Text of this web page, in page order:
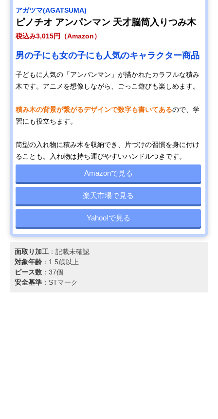
アガツマ(AGATSUMA)
ピノチオ アンパンマン 天才脳筒入りつみ木
税込み3,015円（Amazon）
男の子にも女の子にも人気のキャラクター商品
子どもに人気の「アンパンマン」が描かれたカラフルな積み
木です。アニメを想像しながら、ごっこ遊びも楽しめます。
積み木の背景が繋がるデザインで数字も書いてあるので、学
習にも役立ちます。
筒型の入れ物に積み木を収納でき、片づけの習慣を身に付け
ることも。入れ物は持ち運びやすいハンドルつきです。
Amazonで見る
楽天市場で見る
Yahoo!で見る
面取り加工 ：記載未確認
対象年齢 ：1.5歳以上
ピース数 ：37個
安全基準 ：STマーク